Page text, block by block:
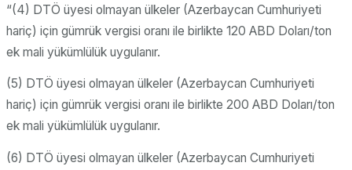
“(4) DTÖ üyesi olmayan ülkeler (Azerbaycan Cumhuriyeti
hariç) için gümrük vergisi oranı ile birlikte 120 ABD Doları/ton
ek mali yükümlülük uygulanır.
(5) DTÖ üyesi olmayan ülkeler (Azerbaycan Cumhuriyeti
hariç) için gümrük vergisi oranı ile birlikte 200 ABD Doları/ton
ek mali yükümlülük uygulanır.
(6) DTÖ üyesi olmayan ülkeler (Azerbaycan Cumhuriyeti